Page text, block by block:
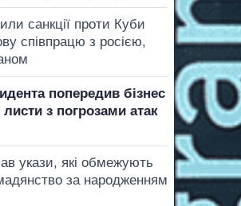
санкції проти Куби
співпрацю з росією,
попередив бізнес
з погрозами атак
укази, які обмежують
за народженням